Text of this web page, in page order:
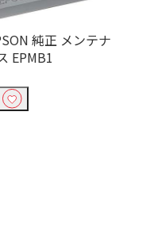
純正 メンテナ
EPMB1